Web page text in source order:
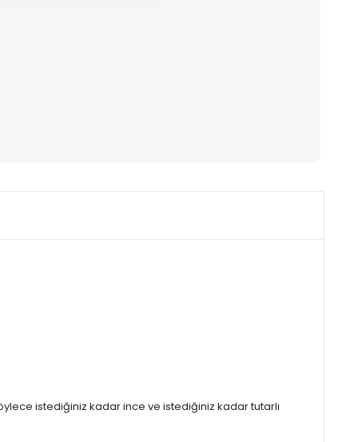
istediğiniz kadar ince ve istediğiniz kadar tutarlı